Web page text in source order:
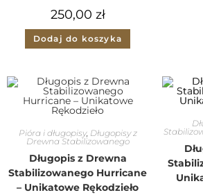
250,00 zł
Dodaj do koszyka
Pióra i długopisy, Długopisy z
Drewna Stabilizowanego
Długopis z Drewna
Stabilizowanego Hurricane
– Unikatowe Rękodzieło